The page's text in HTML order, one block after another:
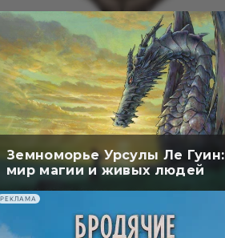
Земноморье Урсулы Ле Гуин:
мир магии и живых людей
РЕКЛАМА